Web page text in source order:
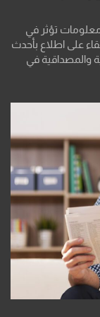
معلومات تؤثر في
على اطلاع بأحدث
والمصداقية في